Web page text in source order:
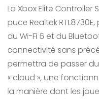
La Xbox Elite Controller
puce Realtek
du Wi-Fi 6 et du
connectivité sans
permettra de passer
« cloud », une
la manière dont les